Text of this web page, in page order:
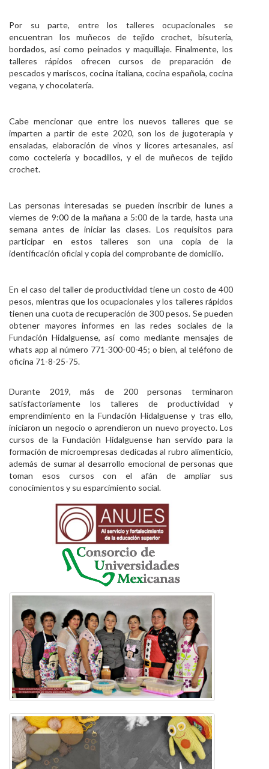
Por su parte, entre los talleres ocupacionales se
encuentran los muñecos de tejido crochet, bisutería,
bordados, así como peinados y maquillaje. Finalmente, los
talleres rápidos ofrecen cursos de preparación de
pescados y mariscos, cocina italiana, cocina española, cocina
vegana, y chocolatería.
Cabe mencionar que entre los nuevos talleres que se
imparten a partir de este 2020, son los de jugoterapia y
ensaladas, elaboración de vinos y licores artesanales, así
como coctelería y bocadillos, y el de muñecos de tejido
crochet.
Las personas interesadas se pueden inscribir de lunes a
viernes de 9:00 de la mañana a 5:00 de la tarde, hasta una
semana antes de iniciar las clases. Los requisitos para
participar en estos talleres son una copia de la
identificación oficial y copia del comprobante de domicilio.
En el caso del taller de productividad tiene un costo de 400
pesos, mientras que los ocupacionales y los talleres rápidos
tienen una cuota de recuperación de 300 pesos. Se pueden
obtener mayores informes en las redes sociales de la
Fundación Hidalguense, así como mediante mensajes de
whats app al número 771-300-00-45; o bien, al teléfono de
oficina 71-8-25-75.
Durante 2019, más de 200 personas terminaron
satisfactoriamente los talleres de productividad y
emprendimiento en la Fundación Hidalguense y tras ello,
iniciaron un negocio o aprendieron un nuevo proyecto. Los
cursos de la Fundación Hidalguense han servido para la
formación de microempresas dedicadas al rubro alimenticio,
además de sumar al desarrollo emocional de personas que
toman esos cursos con el afán de ampliar sus
conocimientos y su esparcimiento social.